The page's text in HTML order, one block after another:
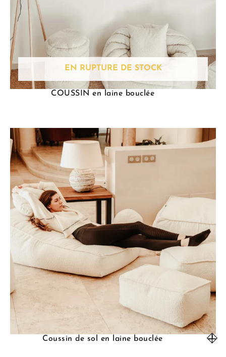
EN RUPTURE DE STOCK
COUSSIN en laine bouclée
Coussin de sol en laine bouclée